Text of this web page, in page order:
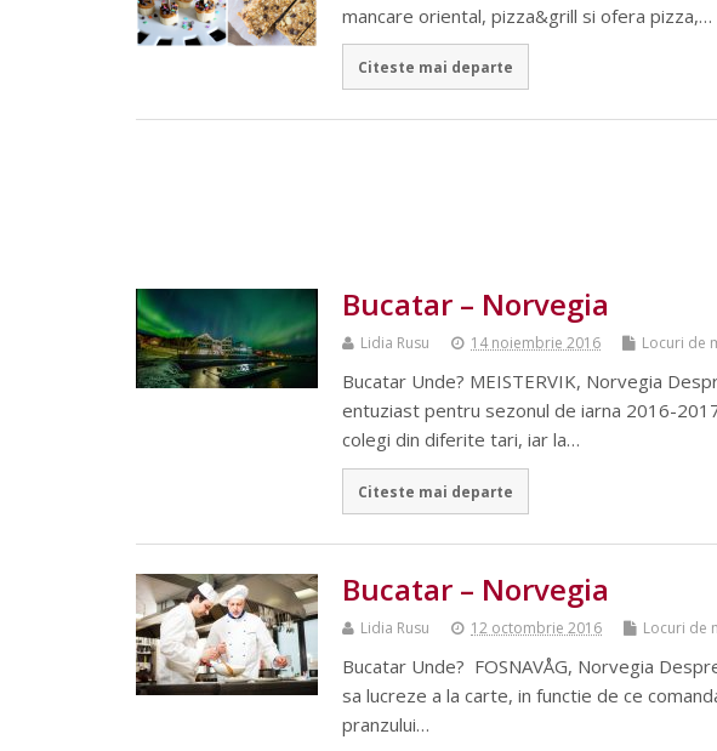
mancare oriental, pizza&grill si ofera pizza,…
Citeste mai departe
Bucatar – Norvegia
Lidia Rusu 14 noiembrie 2016 Locuri de
Bucatar Unde? MEISTERVIK, Norvegia
entuziast pentru sezonul de iarna 2016-
colegi din diferite tari, iar la…
Citeste mai departe
Bucatar – Norvegia
Lidia Rusu 12 octombrie 2016 Locuri de
Bucatar Unde? FOSNAVÅG, Norvegia
sa lucreze a la carte, in functie de ce
pranzului…